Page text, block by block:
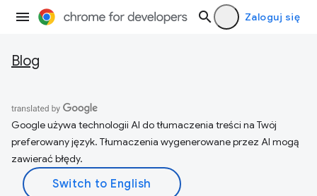
Zaloguj się
Blog
Google używa technologii AI do tłumaczenia treści na Twój
preferowany język. Tłumaczenia wygenerowane przez AI mogą
zawierać błędy.